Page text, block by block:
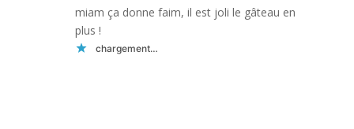
miam ça donne faim, il est joli le gâteau en
plus !
chargement…